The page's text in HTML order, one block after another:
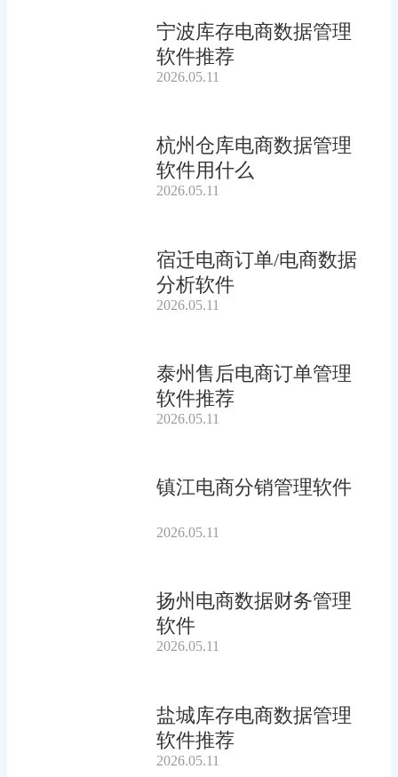
宁波库存电商数据管理
软件推荐
2026.05.11
杭州仓库电商数据管理
软件用什么
2026.05.11
宿迁电商订单/电商数据
分析软件
2026.05.11
泰州售后电商订单管理
软件推荐
2026.05.11
镇江电商分销管理软件
2026.05.11
扬州电商数据财务管理
软件
2026.05.11
盐城库存电商数据管理
软件推荐
2026.05.11